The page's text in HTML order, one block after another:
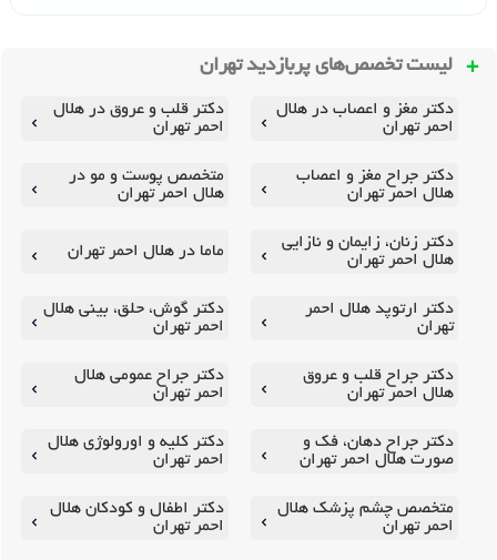
لیست تخصص‌های پربازدیدتهران
دکتر مغز و اعصاب در هلال
احمر تهران
دکتر قلب و عروق در هلال
احمر تهران
دکتر جراح مغز و اعصاب
هلال احمر تهران
متخصص پوست و مو در
هلال احمر تهران
دکتر زنان، زایمان و نازایی
هلال احمر تهران
ماما در هلال احمر تهران
دکتر ارتوپد هلال احمر
تهران
دکتر گوش، حلق، بینی هلال
احمر تهران
دکتر جراح قلب و عروق
هلال احمر تهران
دکتر جراح عمومی هلال
احمر تهران
دکتر جراح دهان، فک و
صورت هلال احمر تهران
دکتر کلیه و اورولوژی هلال
احمر تهران
متخصص چشم پزشک هلال
احمر تهران
دکتر اطفال و کودکان هلال
احمر تهران